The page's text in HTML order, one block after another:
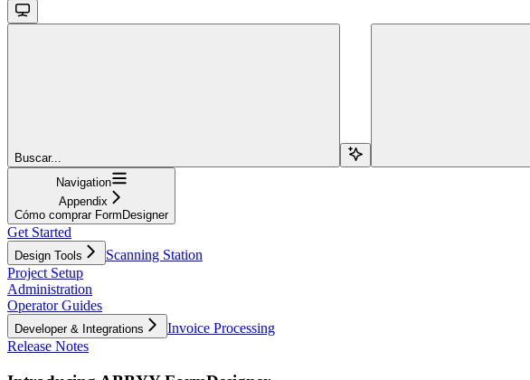
Buscar...
Navigation
Appendix
Cómo comprar FormDesigner
Get Started
Design Tools
Scanning Station
Project Setup
Administration
Operator Guides
Developer & Integrations
Invoice Processing
Release Notes